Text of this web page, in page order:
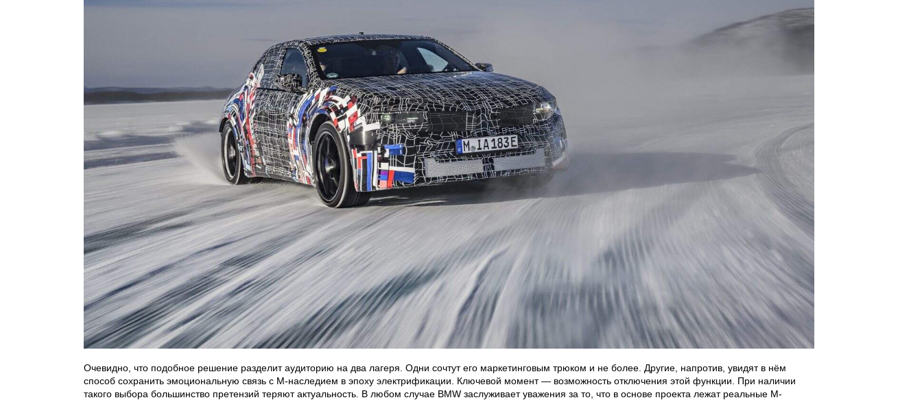
Очевидно, что подобное решение разделит аудиторию на два лагеря. Одни сочтут его маркетинговым трюком и не более. Другие, напротив, увидят в нём
способ сохранить эмоциональную связь с M-наследием в эпоху электрификации. Ключевой момент — возможность отключения этой функции. При наличии
такого выбора большинство претензий теряют актуальность. В любом случае BMW заслуживает уважения за то, что в основе проекта лежат реальные M-